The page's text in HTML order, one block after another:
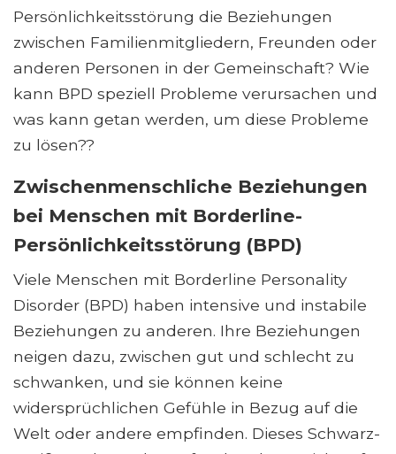
Persönlichkeitsstörung die Beziehungen
zwischen Familienmitgliedern, Freunden oder
anderen Personen in der Gemeinschaft? Wie
kann BPD speziell Probleme verursachen und
was kann getan werden, um diese Probleme
zu lösen??
Zwischenmenschliche Beziehungen
bei Menschen mit Borderline-
Persönlichkeitsstörung (BPD)
Viele Menschen mit Borderline Personality
Disorder (BPD) haben intensive und instabile
Beziehungen zu anderen. Ihre Beziehungen
neigen dazu, zwischen gut und schlecht zu
schwanken, und sie können keine
widersprüchlichen Gefühle in Bezug auf die
Welt oder andere empfinden. Dieses Schwarz-